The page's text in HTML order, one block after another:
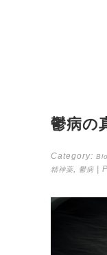
鬱病の
Category:
精神薬 鬱病 |